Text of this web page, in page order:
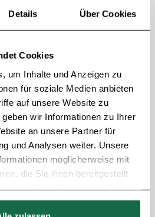
Details Über Cookies
Cookies
um Inhalte und Anzeigen zu
für soziale Medien anbieten
auf unsere Website zu
wir Informationen zu Ihrer
an unsere Partner für
und Analysen weiter. Unsere
möglicherweise mit
die Sie ihnen bereitgestellt
Ihrer Nutzung der Dienste
Vorlieben über
unterschätzen
entstehen regelmäßig Kosten:
gerät schnell unter